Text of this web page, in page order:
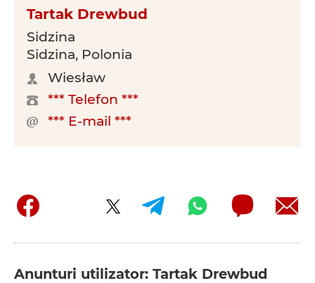
Tartak Drewbud
Sidzina
Sidzina, Polonia
Wiesław
*** Telefon ***
*** E-mail ***
Anunturi utilizator: Tartak Drewbud